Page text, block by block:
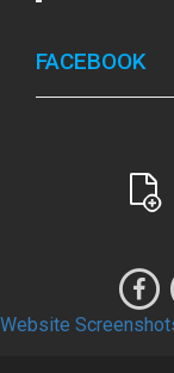
FACEBOOK
Website